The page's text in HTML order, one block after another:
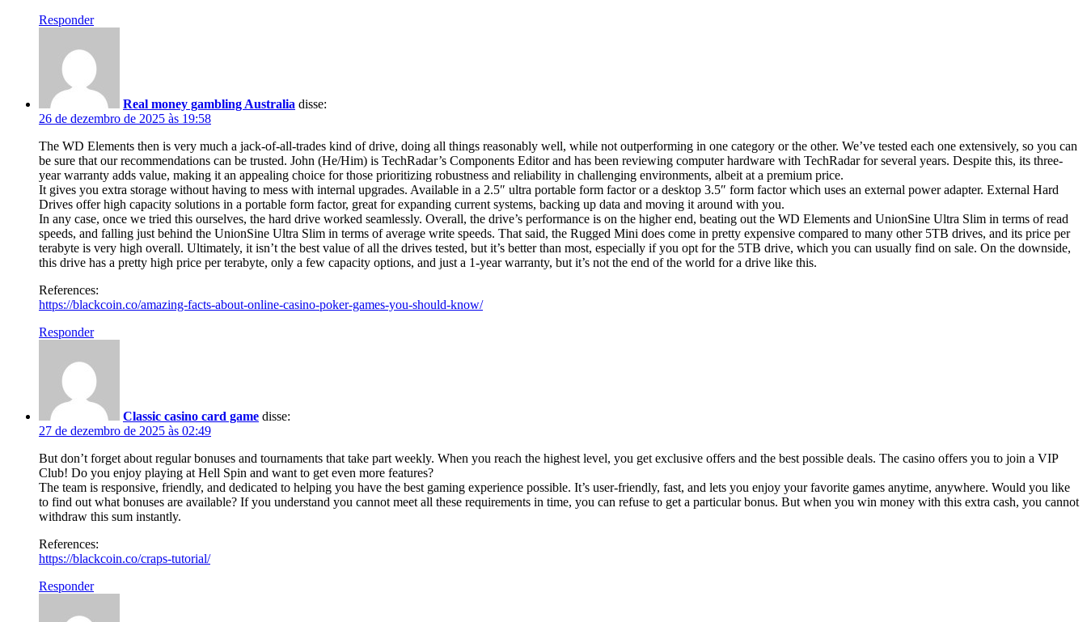
Responder
Real money gambling Australia disse:
26 de dezembro de 2025 às 19:58
The WD Elements then is very much a jack-of-all-trades kind of drive, doing all things reasonably well, while not outperforming in one category or the other. We’ve tested each one extensively, so you can
be sure that our recommendations can be trusted. John (He/Him) is TechRadar’s Components Editor and has been reviewing computer hardware with TechRadar for several years. Despite this, its three-
year warranty adds value, making it an appealing choice for those prioritizing robustness and reliability in challenging environments, albeit at a premium price.
It gives you extra storage without having to mess with internal upgrades. Available in a 2.5″ ultra portable form factor or a desktop 3.5″ form factor which uses an external power adapter. External Hard
Drives offer high capacity solutions in a portable form factor, great for expanding current systems, backing up data and moving it around with you.
In any case, once we tried this ourselves, the hard drive worked seamlessly. Overall, the drive’s performance is on the higher end, beating out the WD Elements and UnionSine Ultra Slim in terms of read
speeds, and falling just behind the UnionSine Ultra Slim in terms of average write speeds. That said, the Rugged Mini does come in pretty expensive compared to many other 5TB drives, and its price per
terabyte is very high overall. Ultimately, it isn’t the best value of all the drives tested, but it’s better than most, especially if you opt for the 5TB drive, which you can usually find on sale. On the downside,
this drive has a pretty high price per terabyte, only a few capacity options, and just a 1-year warranty, but it’s not the end of the world for a drive like this.
References:
https://blackcoin.co/amazing-facts-about-online-casino-poker-games-you-should-know/
Responder
Classic casino card game disse:
27 de dezembro de 2025 às 02:49
But don’t forget about regular bonuses and tournaments that take part weekly. When you reach the highest level, you get exclusive offers and the best possible deals. The casino offers you to join a VIP
Club! Do you enjoy playing at Hell Spin and want to get even more features?
The team is responsive, friendly, and dedicated to helping you have the best gaming experience possible. It’s user-friendly, fast, and lets you enjoy your favorite games anytime, anywhere. Would you like
to find out what bonuses are available? If you understand you cannot meet all these requirements in time, you can refuse to get a particular bonus. But when you win money with this extra cash, you cannot
withdraw this sum instantly.
References:
https://blackcoin.co/craps-tutorial/
Responder